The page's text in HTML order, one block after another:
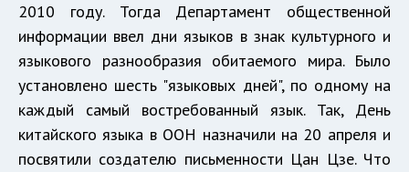
2010 году. Тогда Департамент общественной
информации ввел дни языков в знак культурного и
языкового разнообразия обитаемого мира. Было
установлено шесть "языковых дней", по одному на
каждый самый востребованный язык. Так, День
китайского языка в ООН назначили на 20 апреля и
посвятили создателю письменности Цан Цзе. Что